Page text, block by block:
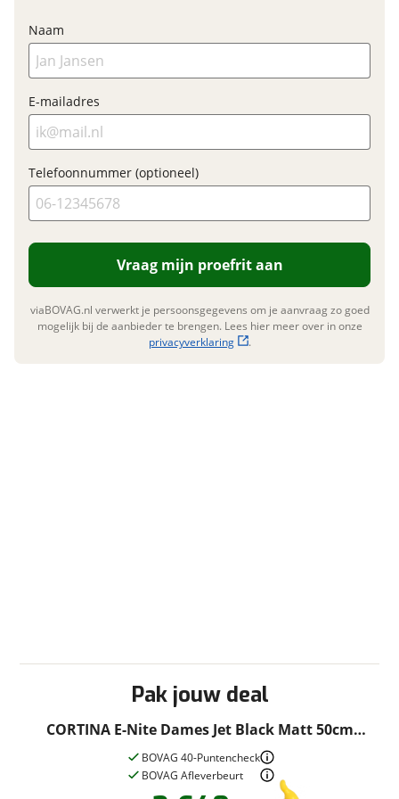
Financieel
Prijs
Bijtellingspercentage
Nieuwprijs
Garanties
BOVAG Garantie
Fabrieksgarantie van
toepassing
Pak jouw deal
CORTINA E-Nite Dames Jet Black Matt 50cm
2026
BOVAG 40-Puntencheck
BOVAG Afleverbeurt
Naam
E-mailadres
Telefoonnummer (optioneel)
Vraag mijn proefrit aan
viaBOVAG.nl verwerkt je persoonsgegevens om je aanvraag zo goed
mogelijk bij de aanbieder te brengen. Lees hier meer over in onze
privacyverklaring
.